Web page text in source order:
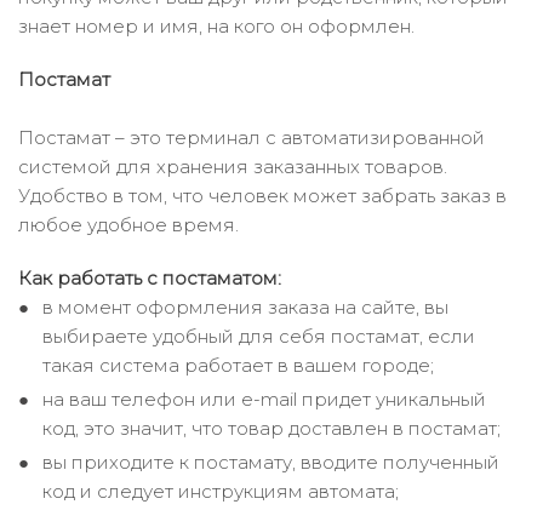
знает номер и имя, на кого он оформлен.
Постамат
Постамат – это терминал с автоматизированной
системой для хранения заказанных товаров.
Удобство в том, что человек может забрать заказ в
любое удобное время.
Как работать с постаматом:
в момент оформления заказа на сайте, вы
выбираете удобный для себя постамат, если
такая система работает в вашем городе;
на ваш телефон или e-mail придет уникальный
код, это значит, что товар доставлен в постамат;
вы приходите к постамату, вводите полученный
код и следует инструкциям автомата;